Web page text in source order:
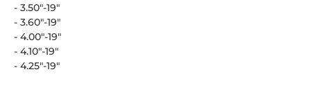
- 3.50"-19"
- 3.60"-19"
- 4.00"-19"
- 4.10"-19"
- 4.25"-19"